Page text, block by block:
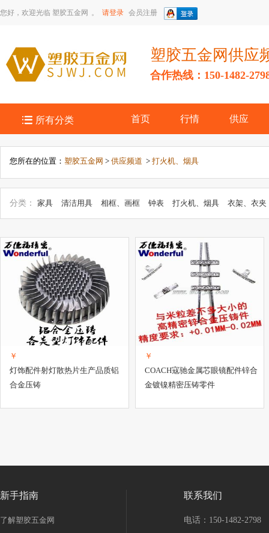
您好，欢迎光临 塑胶五金网 。 请登录 会员注册
塑胶五金网供应
合作热线：150-1482-
 所有分类 首页 行情 供应
您所在的位置： 塑胶五金网 > 供应频道 > 打火机、烟具
分类： 家具 清洁用具 相框、画框 钟表 打火机、烟具
衣架、衣夹
塑
日用五金 工艺品五金 日用金属制品 其它日用五金
珠宝金银器
品
摆挂件饰品 金属盒 钥匙扣、链、绳带 金属工艺品
￥
灯饰配件射灯散热片生产品质铝
合金压铸
￥
COACH寇驰金属芯眼镜配件锌合
金镀镍精密压铸零件
新手指南
了解塑胶五金网
联系我们
电话：150-1482-2798